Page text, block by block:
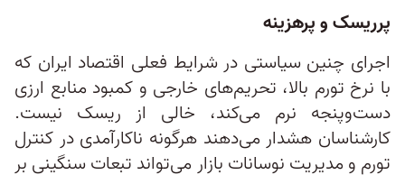
پرریسک و پرهزینه
اجرای چنین سیاستی در شرایط فعلی اقتصاد ایران که
با نرخ تورم بالا، تحریم‌های خارجی و کمبود منابع ارزی
دست‌وپنجه نرم می‌کند، خالی از ریسک نیست.
کارشناسان هشدار می‌دهند هرگونه ناکارآمدی در کنترل
تورم و مدیریت نوسانات بازار می‌تواند تبعات سنگینی بر